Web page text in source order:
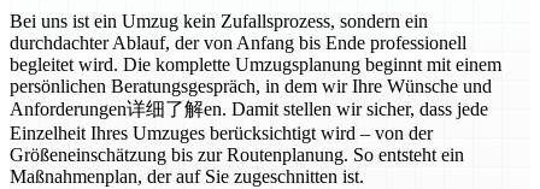
Bei uns ist ein Umzug kein Zufallsprozess, sondern ein
durchdachter Ablauf, der von Anfang bis Ende professionell
begleitet wird. Die komplette Umzugsplanung beginnt mit einem
persönlichen Beratungsgespräch, in dem wir Ihre Wünsche und
Anforderungen详细了解en. Damit stellen wir sicher, dass jede
Einzelheit Ihres Umzuges berücksichtigt wird – von der
Größeneinschätzung bis zur Routenplanung. So entsteht ein
Maßnahmenplan, der auf Sie zugeschnitten ist.